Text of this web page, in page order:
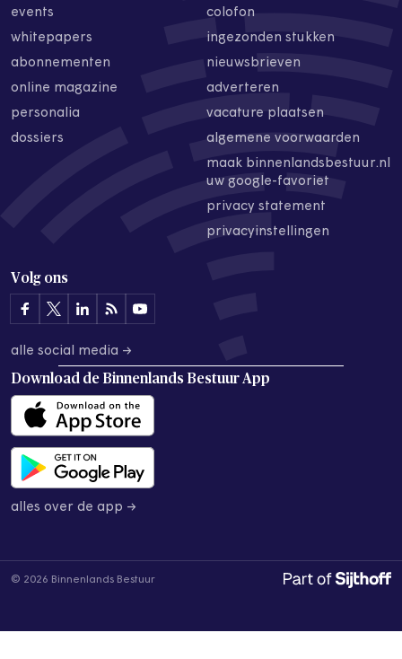
events
whitepapers
abonnementen
online magazine
personalia
dossiers
colofon
ingezonden stukken
nieuwsbrieven
adverteren
vacature plaatsen
algemene voorwaarden
maak binnenlandsbestuur.nl
uw google-favoriet
privacy statement
privacyinstellingen
Volg ons
alle social media →
Download de Binnenlands Bestuur App
alles over de app →
© 2026 Binnenlands Bestuur